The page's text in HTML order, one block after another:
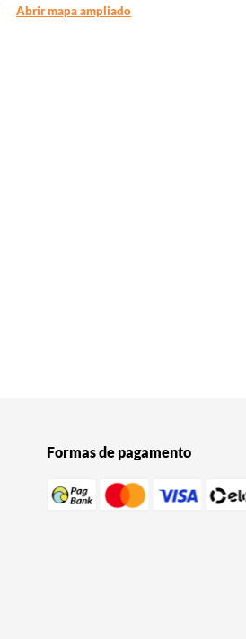
Abrir mapa ampliado
Formas de pagamento